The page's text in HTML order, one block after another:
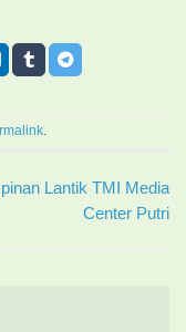
Lantik TMI Media
Center Putri